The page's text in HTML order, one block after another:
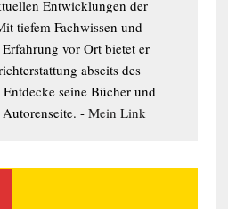
Entwicklungen der
tiefem Fachwissen und
vor Ort bietet er
abseits des
seine Bücher und
-Mein Link